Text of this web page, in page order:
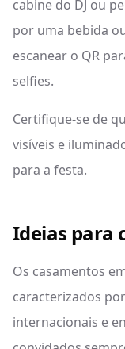
cabine do DJ ou
por uma bebida
escanear o QR
selfies.
Certifique-se de
visíveis e
para a festa.
Ideias para
Os casamentos
caracterizados
internacionais e